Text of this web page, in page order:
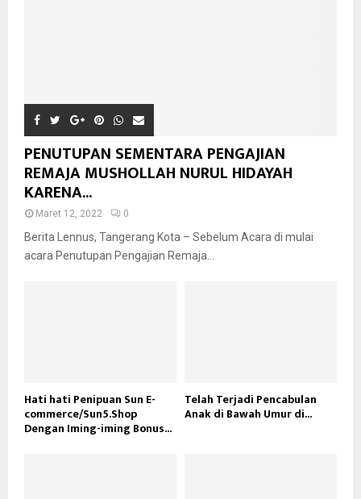
PENUTUPAN SEMENTARA PENGAJIAN
REMAJA MUSHOLLAH NURUL HIDAYAH
KARENA...
Maret 12, 2022 0
Berita Lennus, Tangerang Kota – Sebelum Acara di mulai
acara Penutupan Pengajian Remaja...
Hati hati Penipuan Sun E-
commerce/Sun5.Shop
Dengan Iming-iming Bonus...
Telah Terjadi Pencabulan
Anak di Bawah Umur di...